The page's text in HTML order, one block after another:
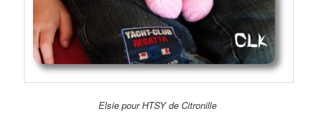
Elsie pour HTSY de Citronille